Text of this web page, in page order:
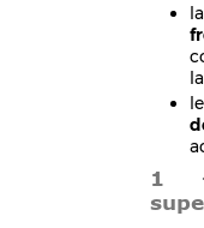
le
1 -